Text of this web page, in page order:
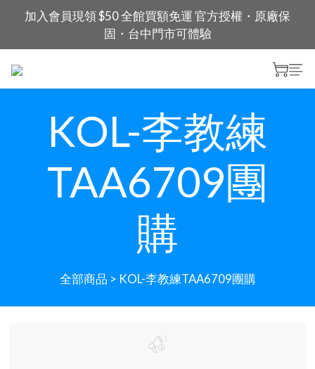
加入會員現領 $50 全館買額免運 官方授權・原廠保
固・台中門市可體驗
KOL-李教練
TAA6709團
購
全部商品 > KOL-李教練TAA6709團購